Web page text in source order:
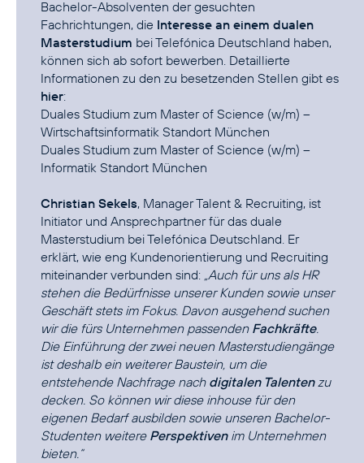
Bachelor-Absolventen der gesuchten
Fachrichtungen, die Interesse an einem dualen
Masterstudium bei Telefónica Deutschland haben,
können sich ab sofort bewerben. Detaillierte
Informationen zu den zu besetzenden Stellen gibt es
hier
Duales Studium zum Master of Science (w/m) –
Wirtschaftsinformatik Standort München
Duales Studium zum Master of Science (w/m) –
Informatik Standort München
Christian Sekels, Manager Talent & Recruiting, ist
Initiator und Ansprechpartner für das duale
Masterstudium bei Telefónica Deutschland. Er
erklärt, wie eng Kundenorientierung und Recruiting
miteinander verbunden sind: „Auch für uns als HR
stehen die Bedürfnisse unserer Kunden sowie unser
Geschäft stets im Fokus. Davon ausgehend suchen
wir die fürs Unternehmen passenden Fachkräfte.
Die Einführung der zwei neuen Masterstudiengänge
ist deshalb ein weiterer Baustein, um die
entstehende Nachfrage nach digitalen Talentenzu
decken. So können wir diese inhouse für den
eigenen Bedarf ausbilden sowie unseren Bachelor-
Studenten weitere Perspektivenim Unternehmen
bieten.“